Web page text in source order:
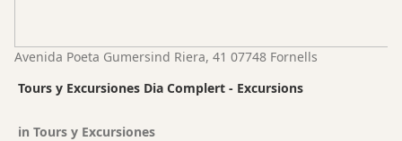
Avenida Poeta Gumersind Riera, 41 07748 Fornells
Tours y Excursiones Dia Complert - Excursions
in Tours y Excursiones